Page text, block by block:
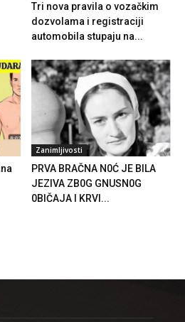
Tri nova pravila o vozačkim
dozvolama i registraciji
automobila stupaju na...
Zanimljivosti
PRVA BRAČNA N0Ć JE BILA
JEZIVA ZB0G GNUSN0G
0BIČAJA I KRVI...